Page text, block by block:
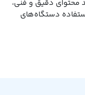
محتوای دقیق و فنی،
دستگاه‌های